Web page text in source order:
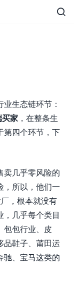

生态链环节：
家 ，在整条生
第四个环节，下
卖几乎零风险的
，所以，他们一
，根本就没有
，几乎每个类目
包包行业、皮
品鞋子、莆田运
驰、宝马这类的